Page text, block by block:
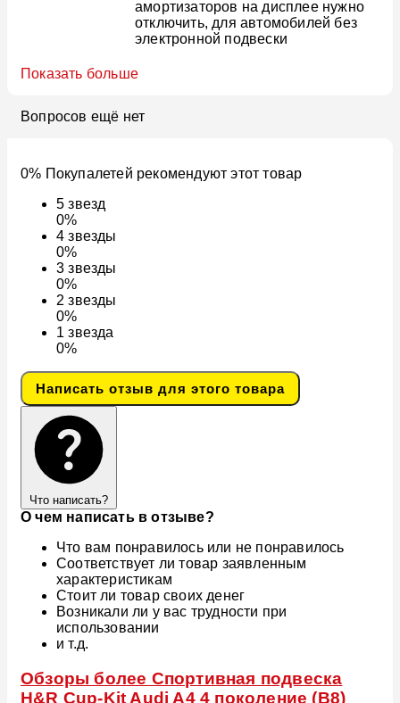
амортизаторов на дисплее нужно
отключить, для автомобилей без
электронной подвески
Показать больше
Вопросов ещё нет
0% Покупалетей рекомендуют этот товар
5звезд
0%
4звезды
0%
3звезды
0%
2звезды
0%
1звезда
0%
Написать отзыв для этого товара
Что написать?
О чем написать в отзыве?
Что вам понравилось или не понравилось
Соответствует ли товар заявленным
характеристикам
Стоит ли товар своих денег
Возникали ли у вас трудности при
использовании
и т.д.
Обзоры более Спортивная подвеска
H&R Cup-Kit Audi A4 4 поколение (B8)